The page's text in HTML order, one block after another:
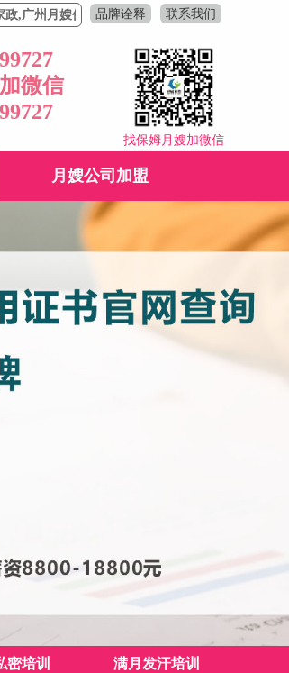
价格,广州月嫂,广州家政公司,育婴师育儿嫂,催乳
品牌诠释 联系我们
找保姆月嫂加微信
微信
月嫂公司加盟
密培训 满月发汗培训